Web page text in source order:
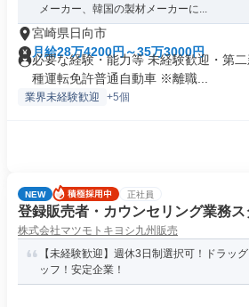
メーカー、韓国の製材メーカーに...
宮崎県日向市
月給28万4200円～35万3000円
必要な経験・能力等 未経験歓迎・第
種運転免許普通自動車 ※離職...
業界未経験歓迎 +5個
NEW 正社員
登録販売者・カウンセリング業務ス
株式会社マツモトキヨシ九州販売
【未経験歓迎】週休3日制選択可！ドラッ
ッフ！安定企業！